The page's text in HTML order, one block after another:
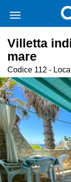
Villetta
mare
Codice 112 -